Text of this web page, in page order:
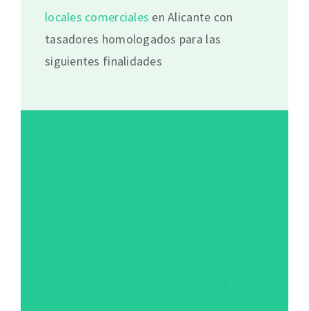
locales comerciales en Alicante con
tasadores homologados para las
siguientes finalidades